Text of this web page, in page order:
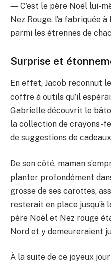
― C’est le père Noël lui-
Nez Rouge, l’a fabriquée à
parmi les étrennes de
Surprise et
En effet, Jacob reconnut
coffre à outils qu’il
Gabrielle découvrit le
la collection de crayons-
de suggestions de
De son côté, maman
planter profondément
grosse de ses carottes,
resterait en place jusqu’à
père Noël et Nez rouge
Nord et y demeureraient
À la suite de ce joyeux